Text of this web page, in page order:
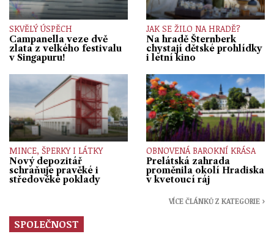
SKVĚLÝ ÚSPĚCH
Campanella veze dvě
zlata z velkého festivalu
v Singapuru!
JAK SE ŽILO NA HRADĚ?
Na hradě Šternberk
chystají dětské prohlídky
i letní kino
MINCE, ŠPERKY I LÁTKY
Nový depozitář
schraňuje pravěké i
středověké poklady
OBNOVENÁ BAROKNÍ KRÁSA
Prelátská zahrada
proměnila okolí Hradiska
v kvetoucí ráj
VÍCE ČLÁNKŮ Z KATEGORIE ›
SPOLEČNOST